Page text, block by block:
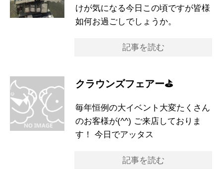
けが気になる今日この頃ですが皆様
如何お過ごしでしょうか。
記事を読む
クラウンズフェアー⛳️
毎年恒例の大イベント大変たくさん
のお客様が(^^) ご来店しておりま
す！ 今日でアッタス
記事を読む